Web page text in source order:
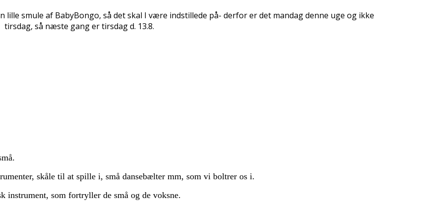
lille smule af BabyBongo, så det skal I være indstillede på- derfor er det mandag denne uge og ikke
tirsdag, så næste gang er tirsdag d. 13.8.
skåle til at spille i, små dansebælter mm, som vi boltrer os i.
instrument, som fortryller de små og de voksne.